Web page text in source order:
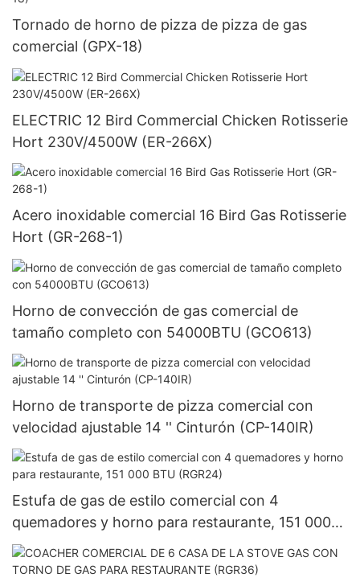
Tornado de horno de pizza de pizza de gas
comercial (GPX-18)
ELECTRIC 12 Bird Commercial Chicken Rotisserie
Hort 230V/4500W (ER-266X)
Acero inoxidable comercial 16 Bird Gas Rotisserie
Hort (GR-268-1)
Horno de convección de gas comercial de
tamaño completo con 54000BTU (GCO613)
Horno de transporte de pizza comercial con
velocidad ajustable 14 '' Cinturón (CP-140IR)
Estufa de gas de estilo comercial con 4
quemadores y horno para restaurante, 151 000
BTU (RGR24)